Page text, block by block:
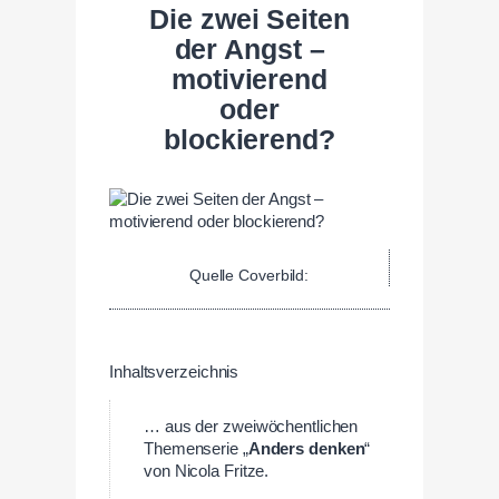
Die zwei Seiten
der Angst –
motivierend
oder
blockierend?
Quelle Coverbild:
Inhaltsverzeichnis
… aus der zweiwöchentlichen
Themenserie „Anders denken“
von Nicola Fritze.